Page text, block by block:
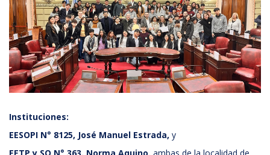
Instituciones:
EESOPI N° 8125, José Manuel Estrada, y